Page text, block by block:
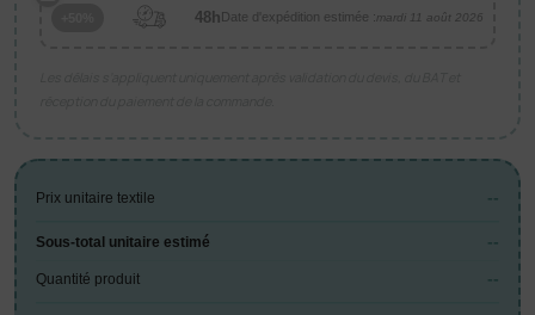
48h Date d'expédition estimée :mardi 11 août 2026
Prix unitaire textile --
Sous-total unitaire estimé --
Quantité produit --